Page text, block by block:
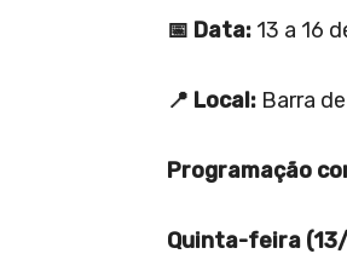
📅 Data: 13 a 16
📍 Local: Barra
Programação
Quinta-feira